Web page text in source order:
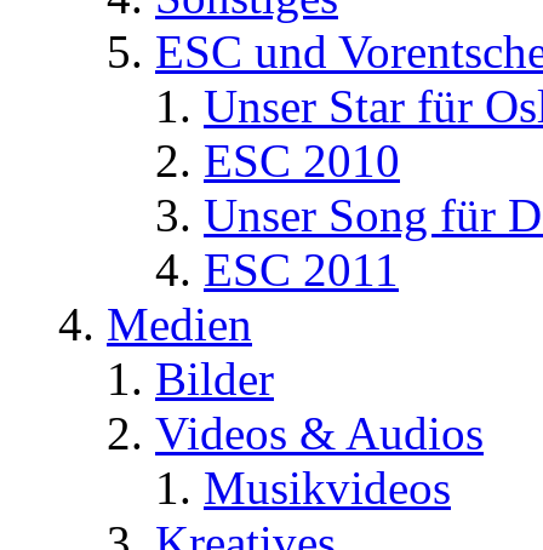
ESC und
Unser Star für
ESC 2010
Unser Song für
ESC 2011
Medien
Bilder
Videos & Audios
Musikvideos